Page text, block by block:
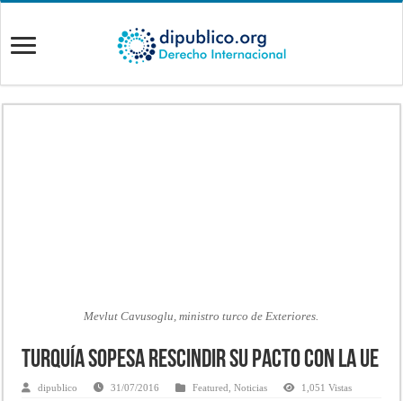
Mevlut Cavusoglu, ministro turco de Exteriores.
Turquía sopesa rescindir su pacto con la UE
dipublico 31/07/2016 Featured,Noticias 1,051 Vistas